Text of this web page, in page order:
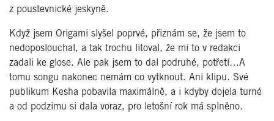
z poustevnické jeskyně.
Když jsem Origami slyšel poprvé, přiznám se, že jsem to
nedoposlouchal, a tak trochu litoval, že mi to v redakci
zadali ke glose. Ale pak jsem to dal podruhé, potřetí…A
tomu songu nakonec nemám co vytknout. Ani klipu. Své
publikum Kesha pobavila maximálně, a i kdyby dojela turné
a od podzimu si dala voraz, pro letošní rok má splněno.